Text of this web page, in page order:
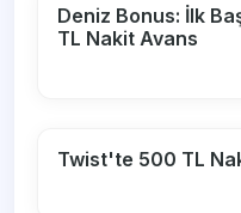
Deniz Bonus: İlk
TL Nakit Avans
Twist'te 500 TL